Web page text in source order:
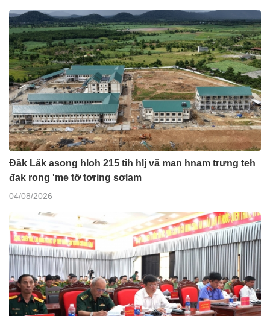
Đăk Lăk asong hloh 215 tih hlj vă man hnam trưng teh
đak rong 'me tơ̆ tơring sơlam
04/08/2026